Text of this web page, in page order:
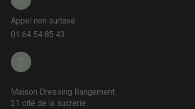
Appel non surtaxé
01 64 54 85 43
Maison Dressing Rangement
21 cité de la sucrerie